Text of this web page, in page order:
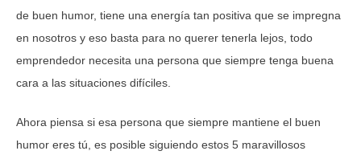
de buen humor, tiene una energía tan positiva que se impregna
en nosotros y eso basta para no querer tenerla lejos, todo
emprendedor necesita una persona que siempre tenga buena
cara a las situaciones difíciles.
Ahora piensa si esa persona que siempre mantiene el buen
humor eres tú, es posible siguiendo estos 5 maravillosos